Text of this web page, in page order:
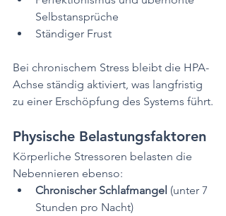
Selbstansprüche
Ständiger Frust
Bei chronischem Stress bleibt die HPA-
Achse ständig aktiviert, was langfristig
zu einer Erschöpfung des Systems führt.
Physische Belastungsfaktoren
Körperliche Stressoren belasten die
Nebennieren ebenso:
Chronischer Schlafmangel (unter 7
Stunden pro Nacht)